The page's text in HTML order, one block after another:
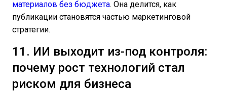
материалов без бюджета. Она делится, как
публикации становятся частью маркетинговой
стратегии.
11. ИИ выходит из-под контроля:
почему рост технологий стал
риском для бизнеса